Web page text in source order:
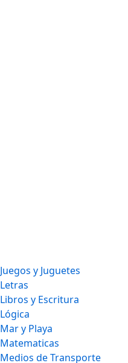
Juegos y Juguetes
Letras
Libros y Escritura
Lógica
Mar y Playa
Matematicas
Medios de Transporte